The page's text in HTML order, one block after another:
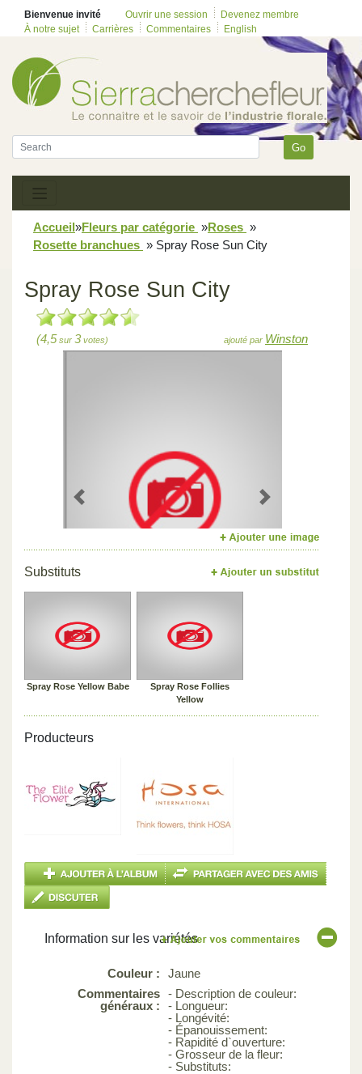
Bienvenue invité Ouvrir une session
Devenez membre
À notre sujet
Carrières Commentaires English
Go
Accueil»Fleurs par catégorie »Roses »
Rosette branchues » Spray Rose Sun City
Spray Rose Sun City
(4,5 sur 3votes) ajouté par Winston
Previous Next
Substituts
Spray Rose Yellow Babe
Spray Rose Follies
Yellow
Producteurs
Information sur les variétés
Couleur :
Jaune
Commentaires
généraux :
- Description de couleur:
- Longueur:
- Longévité:
- Épanouissement:
- Rapidité d`ouverture:
- Grosseur de la fleur:
- Substituts: